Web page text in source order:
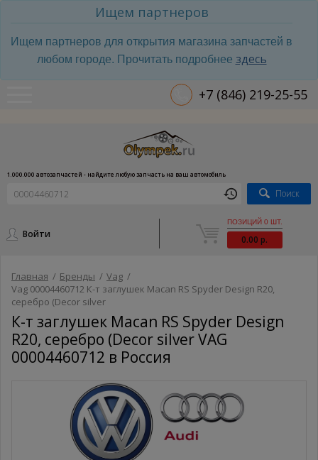
Ищем партнеров
Ищем партнеров для открытия магазина запчастей в
любом городе. Прочитать подробнее здесь
+7 (846) 219-25-55
1.000.000 автозапчастей - найдите любую запчасть на ваш автомобиль
Поиск
Войти
ПОЗИЦИЙ 0 ШТ.
0.00 р.
Главная / Бренды / Vag /
Vag 00004460712 К-т заглушек Macan RS Spyder Design R20,
серебро (Decor silver
К-т заглушек Macan RS Spyder Design
R20, серебро (Decor silver VAG
00004460712 в Россия